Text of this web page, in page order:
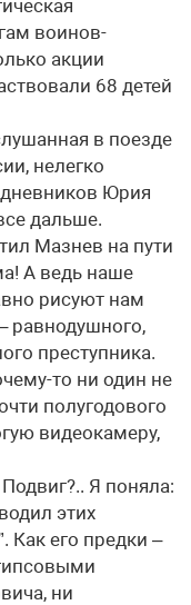
воинов-
акции
68 детей
в поезде
нелегко
дневников Юрия
дальше.
Мазнев на пути
А ведь наше
рисуют нам
равнодушного,
преступника.
то ни один не
полугодового
видеокамеру,
Я поняла:
этих
Как его предки –
ни